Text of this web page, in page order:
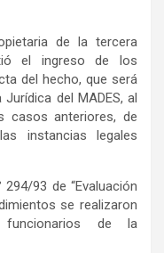
de la tercera
el ingreso de los
del hecho, que será
del MADES, al
casos anteriores, de
instancias legales
93 de “Evaluación
se realizaron
de la